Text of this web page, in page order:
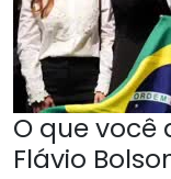
O que você
Flávio